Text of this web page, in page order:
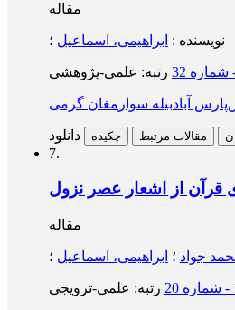
مقاله
نویسنده : ابراهیمی، اسماعیل ؛
پارس آبادبیله سوار مغان گرمی
دانلود چکیده مقالات مرتبط
7.
قرآن از اشعار عصر نزول
مقاله
جواد ؛ ابراهیمی، اسماعیل ؛